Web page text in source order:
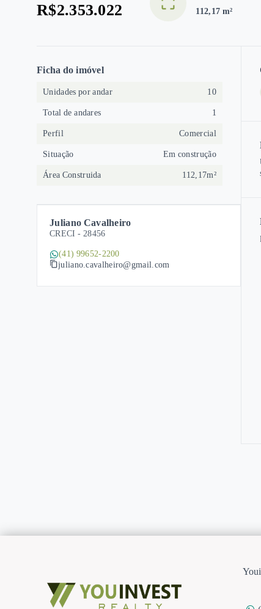
R$2.353.022
112,17 m²
Ficha do imóvel
Unidades por andar 10
Total de andares 1
Perfil Comercial
Situação Em construção
Área Construida 112,17m²
Juliano Cavalheiro
CRECI - 28456
(41) 99652-2200
juliano.cavalheiro@gmail.com